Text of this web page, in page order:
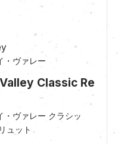
・ヴァレー
Classic Re
・ヴァレー クラシッ
ュット